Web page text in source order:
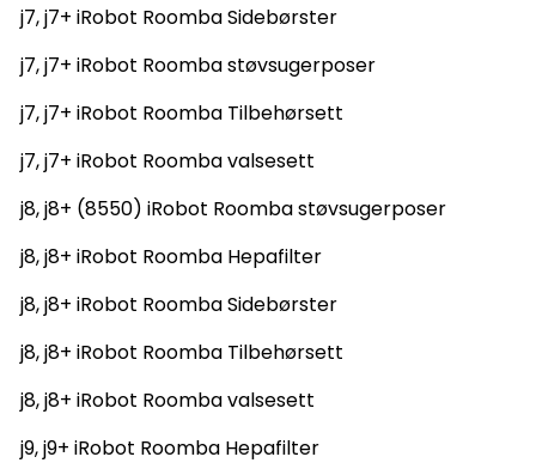
j7, j7+ iRobot Roomba Sidebørster
j7, j7+ iRobot Roomba støvsugerposer
j7, j7+ iRobot Roomba Tilbehørsett
j7, j7+ iRobot Roomba valsesett
j8, j8+ (8550) iRobot Roomba støvsugerposer
j8, j8+ iRobot Roomba Hepafilter
j8, j8+ iRobot Roomba Sidebørster
j8, j8+ iRobot Roomba Tilbehørsett
j8, j8+ iRobot Roomba valsesett
j9, j9+ iRobot Roomba Hepafilter